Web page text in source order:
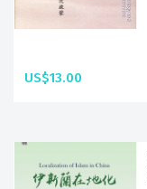
US$13.00